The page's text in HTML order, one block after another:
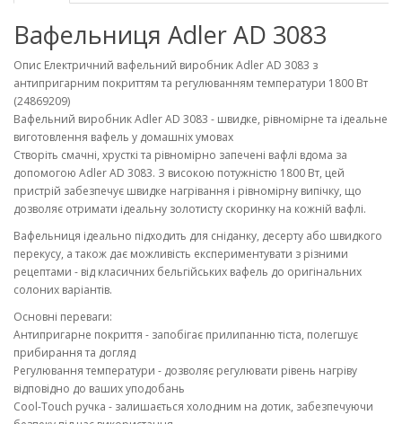
Вафельниця Adler AD 3083
Опис Електричний вафельний виробник Adler AD 3083 з
антипригарним покриттям та регулюванням температури 1800 Вт
(24869209)
Вафельний виробник Adler AD 3083 - швидке, рівномірне та ідеальне
виготовлення вафель у домашніх умовах
Створіть смачні, хрусткі та рівномірно запечені вафлі вдома за
допомогою Adler AD 3083. З високою потужністю 1800 Вт, цей
пристрій забезпечує швидке нагрівання і рівномірну випічку, що
дозволяє отримати ідеальну золотисту скоринку на кожній вафлі.
Вафельниця ідеально підходить для сніданку, десерту або швидкого
перекусу, а також дає можливість експериментувати з різними
рецептами - від класичних бельгійських вафель до оригінальних
солоних варіантів.
Основні переваги:
Антипригарне покриття - запобігає прилипанню тіста, полегшує
прибирання та догляд
Регулювання температури - дозволяє регулювати рівень нагріву
відповідно до ваших уподобань
Cool-Touch ручка - залишається холодним на дотик, забезпечуючи